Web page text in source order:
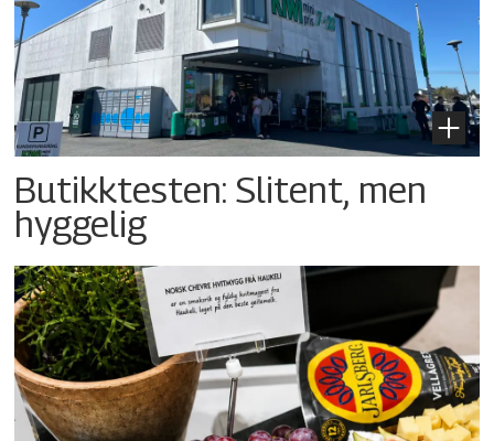
Butikktesten: Slitent, men
hyggelig